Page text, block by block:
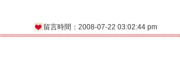
留言時間：2008-07-22 03:02:44 pm